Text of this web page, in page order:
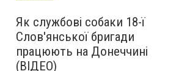
Як службові собаки 18-ї
Слов'янської бригади
працюють на Донеччині
(ВІДЕО)